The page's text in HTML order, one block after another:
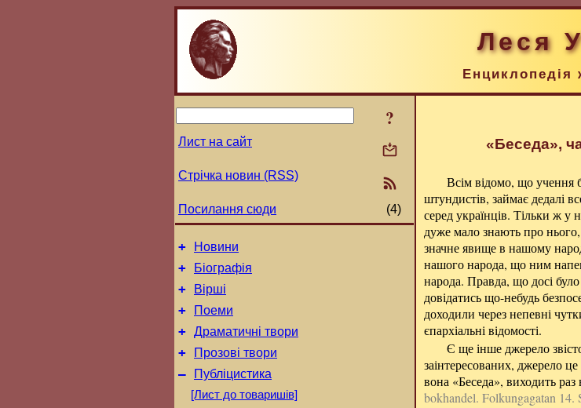
Леся
Енциклопедія
?
Лист на сайт
Стрічка новин (RSS)
Посилання сюди (4)
+ Новини
+ Біографія
+ Вірші
+ Поеми
+ Драматичні твори
+ Прозові твори
– Публіцистика
[Лист до товаришів]
«Беседа»,
Всім відомо, що учення
штундистів, займає дедалі
серед українців. Тільки ж у
дуже мало знають про
значне явище в нашому
нашого народа, що ним
народа. Правда, що досі було
довідатись що-небудь
доходили через непевні
єпархіальні відомості.
Є ще інше джерело
заінтересованих, джерело
вона «Беседа», виходить
bokhandel. Folkungagatan